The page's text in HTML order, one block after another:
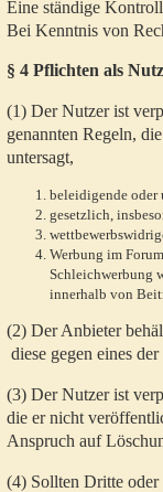
Eine ständige
Bei Kenntnis von
§ 4 Pflichten als
(1) Der Nutzer ist
genannten Regeln,
untersagt,
beleidigende oder
gesetzlich,
Werbung im
Schleichwerbung
innerhalb von
(2) Der Anbieter
diese gegen eines
(3) Der Nutzer ist
die er nicht
Anspruch auf
(4) Sollten Dritte oder